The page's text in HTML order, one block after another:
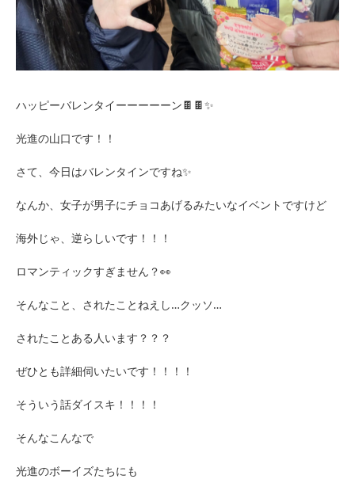
ハッピーバレンタイーーーーーン🍫🍫✨
光進の山口です！！
さて、今日はバレンタインですね✨
なんか、女子が男子にチョコあげるみたいなイベントですけど
海外じゃ、逆らしいです！！！
ロマンティックすぎません？👀
そんなこと、されたことねえし…クッソ…
されたことある人います？？？
ぜひとも詳細伺いたいです！！！！
そういう話ダイスキ！！！！
そんなこんなで
光進のボーイズたちにも